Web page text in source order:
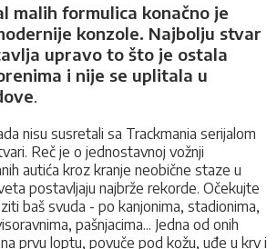
malih formulica konačno je
konzole. Najbolju stvar
upravo to što je ostala
i nije se uplitala u
nisu susretali sa Trackmania serijalom
. Reč je o jednostavnoj vožnji
autića kroz kranje neobične staze u
postavljaju najbrže rekorde. Očekujte
baš svuda - po kanjonima, stadionima,
pašnjacima... Jedna od onih
prvu loptu, povuče pod kožu, uđe u krv i